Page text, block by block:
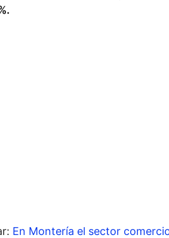
En Montería el sector